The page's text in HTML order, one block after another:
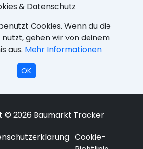
& Datenschutz
Cookies. Wenn du die
gehen wir von deinem
aus. Mehr Informationen
OK
© 2026 Baumarkt Tracker
Cookie-